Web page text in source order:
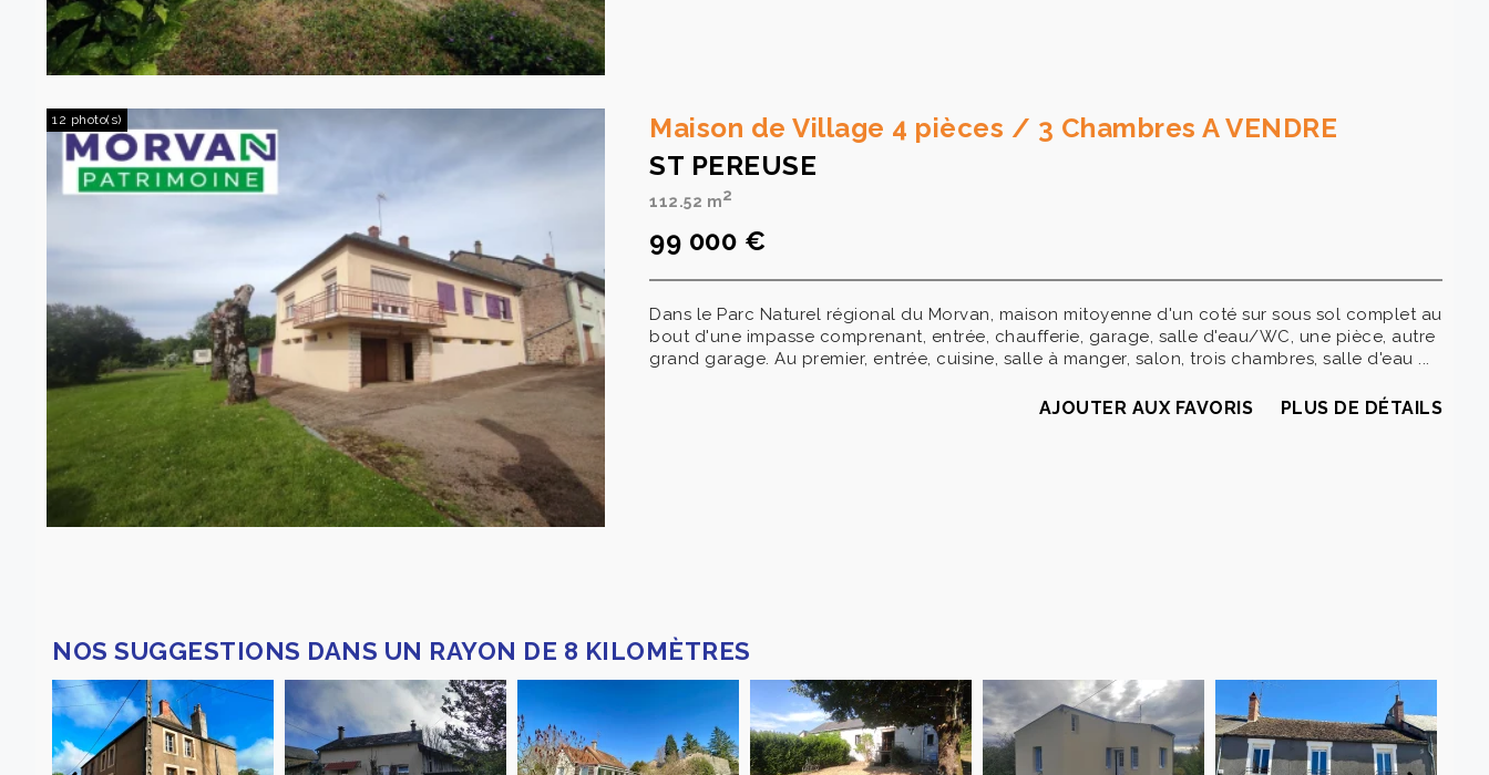
12 photo(s)
Maison de Village 4 pièces / 3 Chambres A VENDRE
ST PEREUSE
112.52 m2
99 000 €
Dans le Parc Naturel régional du Morvan, maison mitoyenne d'un coté sur sous sol complet au
bout d'une impasse comprenant, entrée, chaufferie, garage, salle d'eau/WC, une pièce, autre
grand garage. Au premier, entrée, cuisine, salle à manger, salon, trois chambres, salle d'eau ...
AJOUTER AUX FAVORIS PLUS DE DÉTAILS
NOS SUGGESTIONS DANS UN RAYON DE 8 KILOMÈTRES